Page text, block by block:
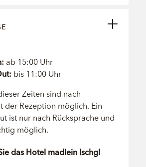
ab 15:00 Uhr
bis 11:00 Uhr
Zeiten sind nach
der Rezeption möglich. Ein
ist nur nach Rücksprache und
möglich.
das Hotel madlein Ischgl